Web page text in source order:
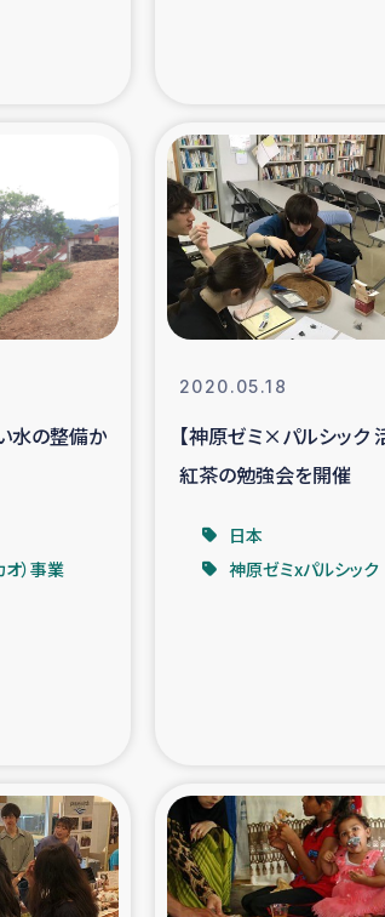
復興応援隊の活動
漁業復興支援
経済自立支援事業
ガザ空爆被災者への食料支援と農家生産
ガザ地区での公園の緑化を通じた支援
フェアトレード事業
デニヤヤ小規模紅茶農家支援
アイナロ県マウベシ郡でのコーヒー畑改
水の整備か
オ）事業
2020.05.18
【神原ゼミ×パルシック
紅茶の勉強会を開催
日本
神原ゼミxパルシック